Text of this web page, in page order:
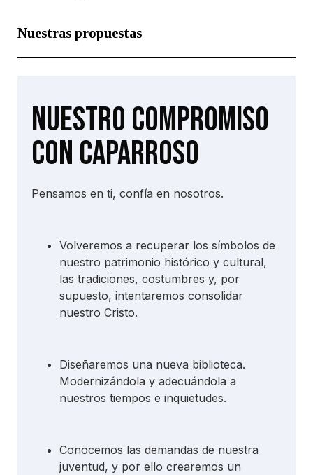
Nuestras propuestas
Nuestro compromiso
con Caparroso
Pensamos en ti, confía en nosotros.
Volveremos a recuperar los símbolos de
nuestro patrimonio histórico y cultural,
las tradiciones, costumbres y, por
supuesto, intentaremos consolidar
nuestro Cristo.
Diseñaremos una nueva biblioteca.
Modernizándola y adecuándola a
nuestros tiempos e inquietudes.
Conocemos las demandas de nuestra
juventud, y por ello crearemos un